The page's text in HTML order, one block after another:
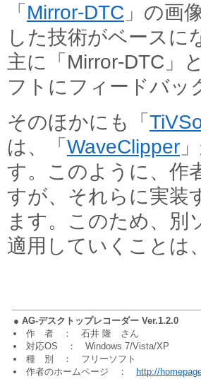
「 Mirror-DTC 」の画
した技術がベースに
主に「Mirror-DTC」
フトにフィードバッ
そのほかにも「
は、「 WaveClipper
す。このように、作
すが、それらに実装
ます。このため、別
適用していくことは
● AG-デスクトップレコーダー Ver.1.2.0
作 者 ： 石井 隆 さん
対応OS ： Windows 7/Vista/XP
種 別 ： フリーソフト
作者のホームページ ：
http://